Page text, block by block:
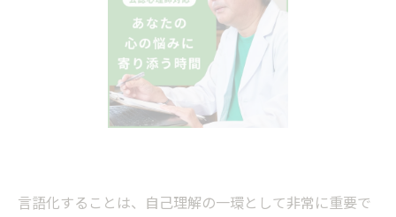
言語化することは、自己理解の一環として非常に重要で